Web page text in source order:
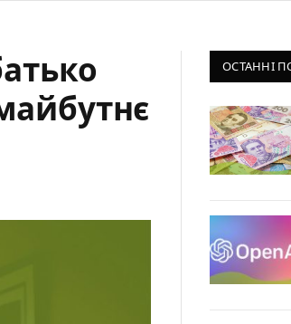
ОСТАННІ